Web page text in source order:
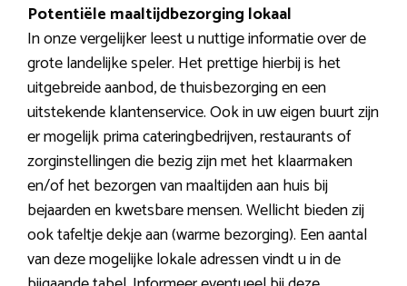
Potentiële maaltijdbezorging lokaal
In onze vergelijker leest u nuttige informatie over de
grote landelijke speler. Het prettige hierbij is het
uitgebreide aanbod, de thuisbezorging en een
uitstekende klantenservice. Ook in uw eigen buurt zijn
er mogelijk prima cateringbedrijven, restaurants of
zorginstellingen die bezig zijn met het klaarmaken
en/of het bezorgen van maaltijden aan huis bij
bejaarden en kwetsbare mensen. Wellicht bieden zij
ook tafeltje dekje aan (warme bezorging). Een aantal
van deze mogelijke lokale adressen vindt u in de